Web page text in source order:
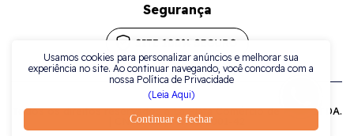
Continuar e fechar
Usamos cookies para personalizar anúncios e melhorar sua
experiência no site. Ao continuar navegando, você concorda com a
nossa Política de Privacidade
(Leia Aqui)
Segurança
Todos os direitos reservados a La Plata Comércio de Joias LTDA.
| CNPJ: 38.079.925/0001-42